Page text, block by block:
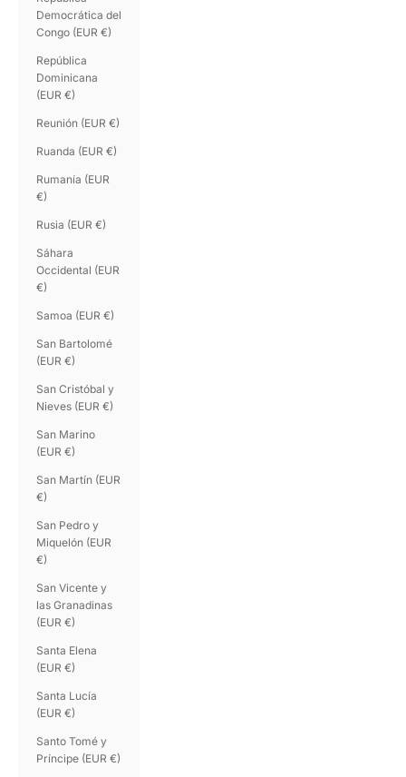
Democrática del
Congo (EUR €)
República
Dominicana
(EUR €)
Reunión (EUR €)
Ruanda (EUR €)
Rumanía (EUR
€)
Rusia (EUR €)
Sáhara
Occidental (EUR
€)
Samoa (EUR €)
San Bartolomé
(EUR €)
San Cristóbal y
Nieves (EUR €)
San Marino
(EUR €)
San Martín (EUR
€)
San Pedro y
Miquelón (EUR
€)
San Vicente y
las Granadinas
(EUR €)
Santa Elena
(EUR €)
Santa Lucía
(EUR €)
Santo Tomé y
Príncipe (EUR €)